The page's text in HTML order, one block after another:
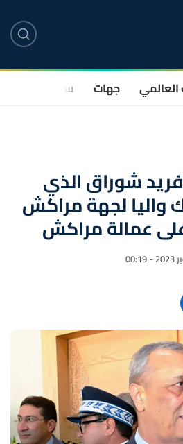
جهات سياسة
شوراق الذي
واليا لجهة مراكش
عمالة مراكش